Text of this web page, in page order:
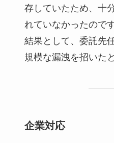
存していたため、十
れていなかったのです
結果として、委託先
規模な漏洩を招いた
企業対応